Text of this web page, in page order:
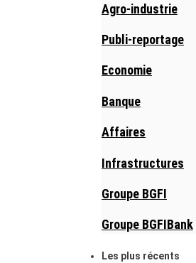
Agro-industrie
Publi-reportage
Economie
Banque
Affaires
Infrastructures
Groupe BGFI
Groupe BGFIBank
Les plus récents